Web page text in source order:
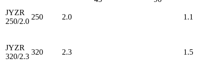
JYZR
250/2.0
250 2.0 1.1
JYZR
320/2.3
320 2.3 1.5